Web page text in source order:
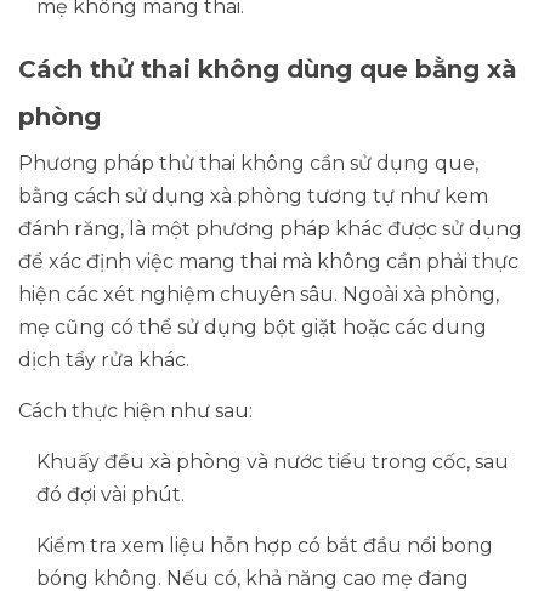
mẹ không mang thai.
Cách thử thai không dùng que bằng xà
phòng
Phương pháp thử thai không cần sử dụng que,
bằng cách sử dụng xà phòng tương tự như kem
đánh răng, là một phương pháp khác được sử dụng
để xác định việc mang thai mà không cần phải thực
hiện các xét nghiệm chuyên sâu. Ngoài xà phòng,
mẹ cũng có thể sử dụng bột giặt hoặc các dung
dịch tẩy rửa khác.
Cách thực hiện như sau:
Khuấy đều xà phòng và nước tiểu trong cốc, sau
đó đợi vài phút.
Kiểm tra xem liệu hỗn hợp có bắt đầu nổi bong
bóng không. Nếu có, khả năng cao mẹ đang